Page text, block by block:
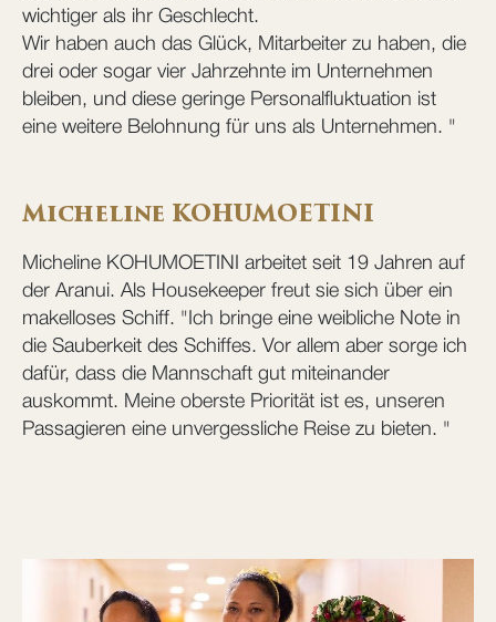
wichtiger als ihr Geschlecht.
Wir haben auch das Glück, Mitarbeiter zu haben, die
drei oder sogar vier Jahrzehnte im Unternehmen
bleiben, und diese geringe Personalfluktuation ist
eine weitere Belohnung für uns als Unternehmen. "
Micheline KOHUMOETINI
Micheline KOHUMOETINI arbeitet seit 19 Jahren auf
der Aranui. Als Housekeeper freut sie sich über ein
makelloses Schiff. "Ich bringe eine weibliche Note in
die Sauberkeit des Schiffes. Vor allem aber sorge ich
dafür, dass die Mannschaft gut miteinander
auskommt. Meine oberste Priorität ist es, unseren
Passagieren eine unvergessliche Reise zu bieten. "